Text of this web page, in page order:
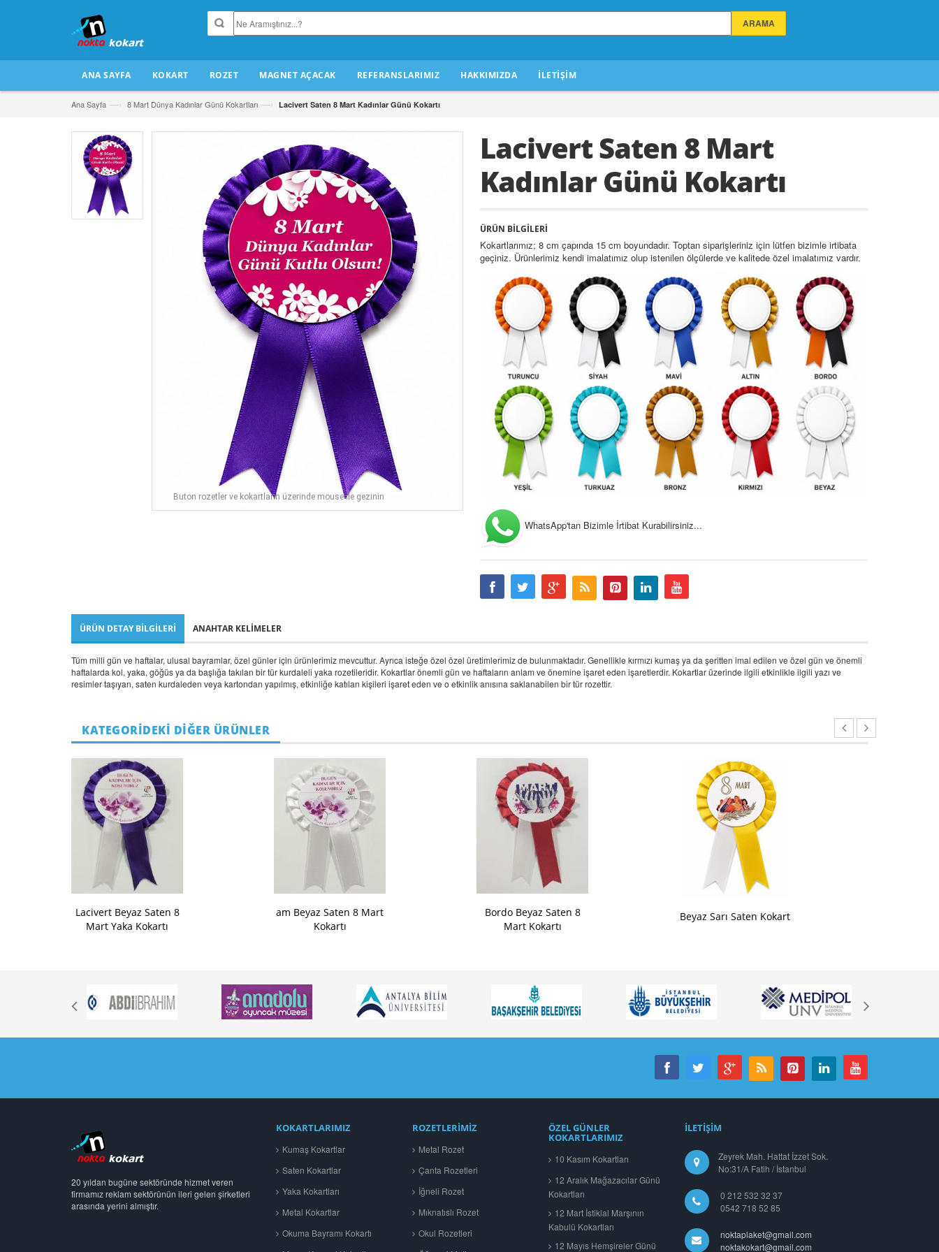
ANA SAYFA KOKART ROZET MAGNET AÇACAK REFERANSLARIMIZ HAKKIMIZDA İLETİŞİM
Ana Sayfa —› 8 Mart Dünya Kadınlar Günü Kokartları —› Lacivert Saten 8 Mart Kadınlar Günü Kokartı
Buton rozetler ve kokartların üzerinde mouse ile gezinin
Lacivert Saten 8 Mart
Kadınlar Günü Kokartı
ÜRÜN BİLGİLERİ
Kokartlarımız; 8 cm çapında 15 cm boyundadır. Toptan siparişleriniz için lütfen bizimle irtibata
geçiniz. Ürünlerimiz kendi imalatımız olup istenilen ölçülerde ve kalitede özel imalatımız vardır.
WhatsApp'tan Bizimle İrtibat Kurabilirsiniz...
ÜRÜN DETAY BILGILERI ANAHTAR KELIMELER
Tüm milli gün ve haftalar, ulusal bayramlar, özel günler için ürünlerimiz mevcuttur. Ayrıca isteğe özel özel üretimlerimiz de bulunmaktadır. Genellikle kırmızı kumaş ya da şeritten imal edilen ve özel gün ve önemli
haftalarda kol, yaka, göğüs ya da başlığa takılan bir tür kurdaleli yaka rozetileridir. Kokartlar önemli gün ve haftaların anlam ve önemine işaret eden işaretlerdir. Kokartlar üzerinde ilgili etkinlikle ilgili yazı ve
resimler taşıyan, saten kurdaleden veya kartondan yapılmış, etkinliğe katılan kişileri işaret eden ve o etkinlik anısına saklanabilen bir tür rozettir.
KATEGORİDEKİ DİĞER ÜRÜNLER
Lacivert Beyaz Saten 8
Mart Yaka Kokartı
am Beyaz Saten 8 Mart
Kokartı
Bordo Beyaz Saten 8
Mart Kokartı
Beyaz Sarı Saten Kokart
20 yıldan bugüne sektöründe hizmet veren
firmamız reklam sektörünün ileri gelen şirketleri
arasında yerini almıştır.
KOKARTLARIMIZ
Kumaş Kokartlar
Saten Kokartlar
Yaka Kokartları
Metal Kokartlar
Okuma Bayramı Kokartı
ROZETLERİMİZ
Metal Rozet
Çanta Rozetleri
İğneli Rozet
Mıknatıslı Rozet
Okul Rozetleri
ÖZEL GÜNLER
KOKARTLARIMIZ
10 Kasım Kokartları
12 Aralık Mağazacılar Günü
Kokartları
12 Mart İstiklal Marşının
Kabulü Kokartları
12 Mayıs Hemşireler Günü
İLETİŞİM
Zeyrek Mah. Hattat İzzet Sok.
No:31/A Fatih / İstanbul
0 212 532 32 37
0542 718 52 85
noktaplaket@gmail.com
noktakokart@gmail.com